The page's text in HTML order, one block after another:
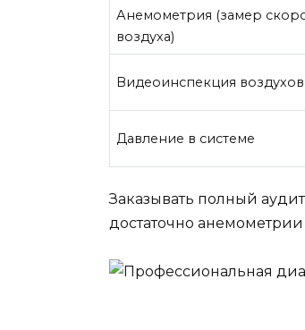
Анемометрия (замер
воздуха)
Видеоинспекция
Давление в системе
Заказывать полный
достаточно